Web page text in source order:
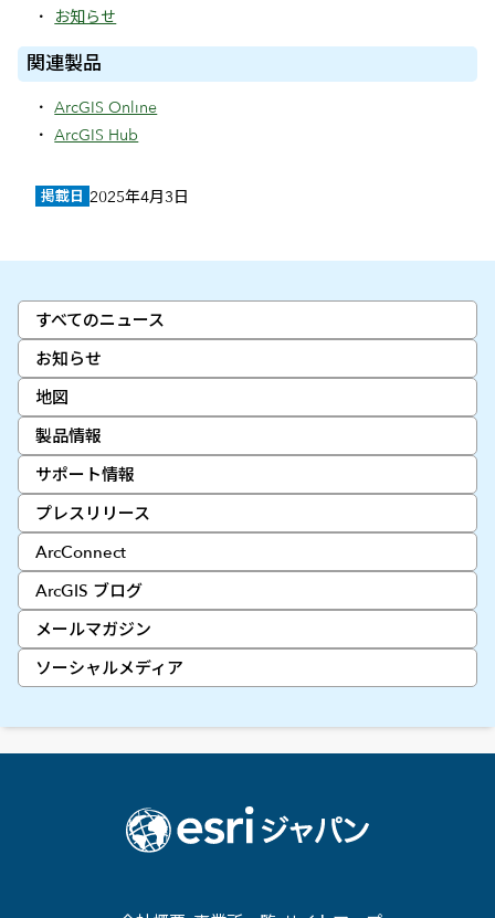
すべてのニュース
お知らせ
地図
製品情報
サポート情報
プレスリリース
ArcConnect
ArcGIS ブログ
メールマガジン
ソーシャルメディア
お知らせ
関連製品
ArcGIS Online
ArcGIS Hub
掲載日 2025年4月3日